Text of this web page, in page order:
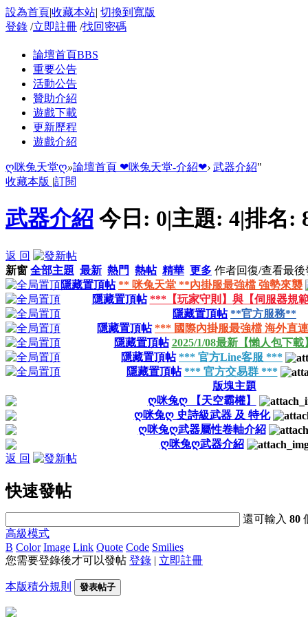
設為首頁|收藏本站| 切換到寬版
登錄 /立即註冊 /找回密碼
論壇首頁BBS
重要公告
活動公告
贊助介紹
遊戲下載
更新歷程
遊戲介紹
ღ咪兔天堂ღ»論壇首頁 ❤咪兔天堂-介紹❤› 武器介紹"
收藏本版 |訂閱
武器介紹 今日: 0|主題: 4|排名:
返 回
新窗 全部主題 最新 熱門 熱帖 精華 更多 作者回復/查看最後
隱藏置頂帖 ** 咪兔天堂 **內掛服最強檔 強勢來襲
隱藏置頂帖 ***【玩家守則】與【伺服器規
隱藏置頂帖 **官方服務**
隱藏置頂帖 *** 國際內掛服最強檔 海外直
隱藏置頂帖 2025/1/08最新【懶人包下載
隱藏置頂帖 *** 官方Line客服 ***
隱藏置頂帖 *** 官方交易群 ***
版塊主題
ღ咪兔ღ 【天空霸權】
ღ咪兔ღ 史詩級武器 及 特化
ღ咪兔ღ武器屬性卷軸介紹
ღ咪兔ღ武器介紹
返 回
快速發帖
還可輸入80
高級模式
B Color Image Link Quote Code Smilies
您需要登錄後才可以發帖 登錄 | 立即註冊
本版積分規則 發表帖子